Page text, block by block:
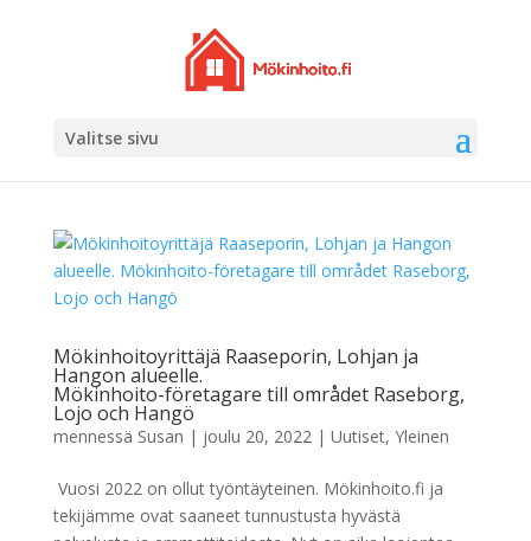
Valitse sivu
Mökinhoitoyrittäjä Raaseporin, Lohjan ja
Hangon alueelle.
Mökinhoito-företagare till området Raseborg,
Lojo och Hangö
mennessä Susan | joulu 20, 2022| Uutiset, Yleinen
Vuosi 2022 on ollut työntäyteinen. Mökinhoito.fi ja
tekijämme ovat saaneet tunnustusta hyvästä